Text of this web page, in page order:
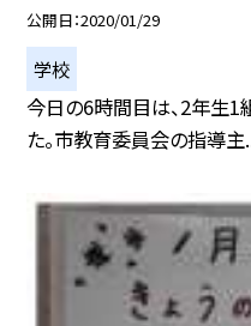
公開日 2020/01/29
学校
今日の6時間目は、2年生1
た。市教育委員会の指導主